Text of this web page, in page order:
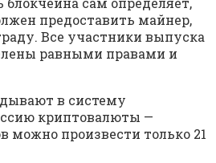
предоставить майнер,
Все участники выпуска
равными правами и
в систему
криптовалюты —
можно произвести только 21